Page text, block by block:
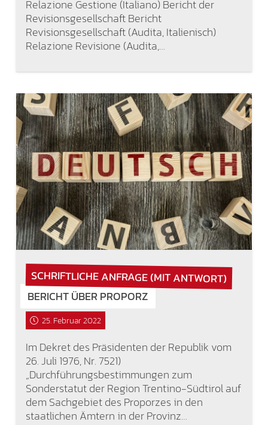
Relazione Gestione (Italiano) Bericht der
Revisionsgesellschaft Bericht
Revisionsgesellschaft (Audita, Italienisch)
Relazione Revisione (Audita,…
SCHRIFTLICHE ANFRAGE (MIT ANTWORT)
BERICHT ÜBER PROPORZ
25. Februar 2022
Im Dekret des Präsidenten der Republik vom
26. Juli 1976, Nr. 7521)
„Durchführungsbestimmungen zum
Sonderstatut der Region Trentino-Südtirol auf
dem Sachgebiet des Proporzes in den
staatlichen Ämtern in der Provinz…